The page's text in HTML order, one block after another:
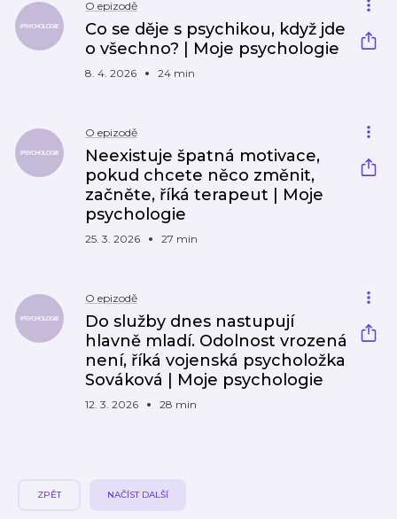
O epizodě
Co se děje s psychikou, když jde
o všechno? | Moje psychologie
8. 4. 2026 24 min
O epizodě
Neexistuje špatná motivace,
pokud chcete něco změnit,
začněte, říká terapeut | Moje
psychologie
25. 3. 2026 27 min
O epizodě
Do služby dnes nastupují
hlavně mladí. Odolnost vrozená
není, říká vojenská psycholožka
Sováková | Moje psychologie
12. 3. 2026 28 min
ZPĚT NAČÍST DALŠÍ